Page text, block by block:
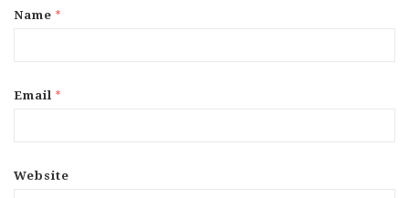
Name *
Email *
Website